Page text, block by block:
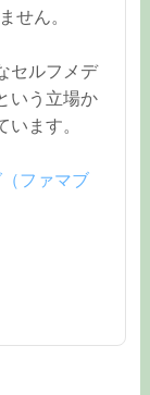
せん。
セルフメデ
いう立場か
ます。
ファマブ